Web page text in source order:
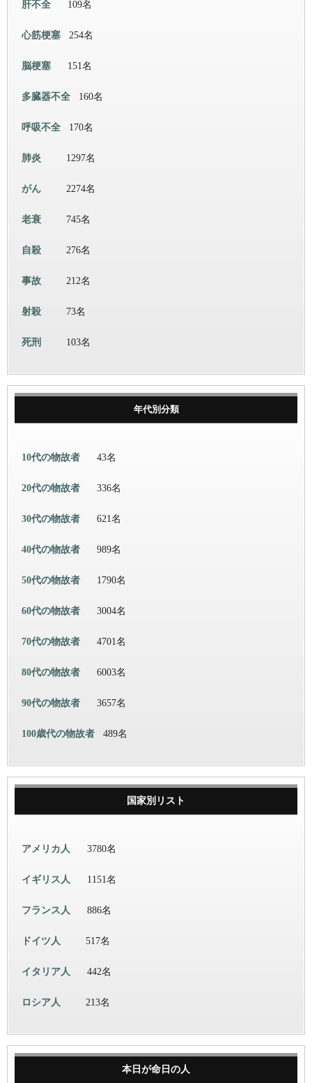
肝不全 109名
心筋梗塞 254名
脳梗塞 151名
多臓器不全 160名
呼吸不全 170名
肺炎 1297名
がん 2274名
老衰 745名
自殺 276名
事故 212名
射殺 73名
死刑 103名
年代別分類
10代の物故者 43名
20代の物故者 336名
30代の物故者 621名
40代の物故者 989名
50代の物故者 1790名
60代の物故者 3004名
70代の物故者 4701名
80代の物故者 6003名
90代の物故者 3657名
100歳代の物故者 489名
国家別リスト
アメリカ人 3780名
イギリス人 1151名
フランス人 886名
ドイツ人 517名
イタリア人 442名
ロシア人 213名
本日が命日の人